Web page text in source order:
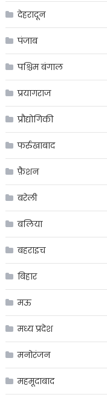
देहरादून
पंजाब
पश्चिम बंगाल
प्रयागराज
प्रौद्योगिकी
फर्रुखाबाद
फ़ैशन
बरेली
बलिया
बहराइच
बिहार
मऊ
मध्य प्रदेश
मनोरंजन
महमूदाबाद